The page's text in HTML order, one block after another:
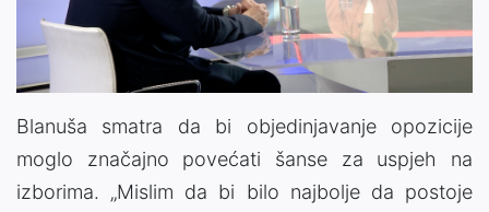
Blanuša smatra da bi objedinjavanje opozicije
moglo značajno povećati šanse za uspjeh na
izborima. „Mislim da bi bilo najbolje da postoje